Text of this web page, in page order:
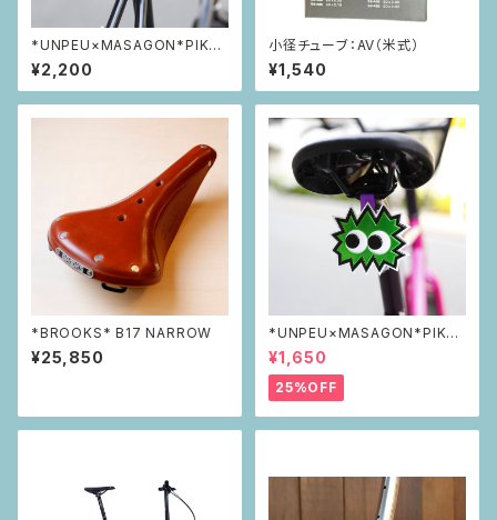
*UNPEU×MASAGON*PIKAP
IKAリフレクター purple
¥2,200
小径チューブ：AV（米式）
¥1,540
*BROOKS* B17 NARROW
¥25,850
*UNPEU×MASAGON*PIKAP
IKAリフレクター green
¥1,650
25%OFF